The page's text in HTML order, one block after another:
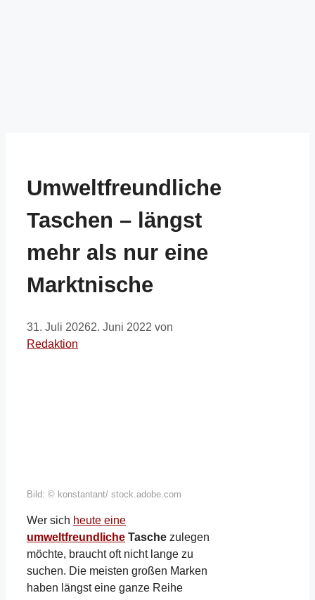
Umweltfreundliche
Taschen – längst
mehr als nur eine
Marktnische
31. Juli 20262. Juni 2022 von
Redaktion
Bild: © konstantant/ stock.adobe.com
Wer sich heute eine
umweltfreundliche Tasche zulegen
möchte, braucht oft nicht lange zu
suchen. Die meisten großen Marken
haben längst eine ganze Reihe